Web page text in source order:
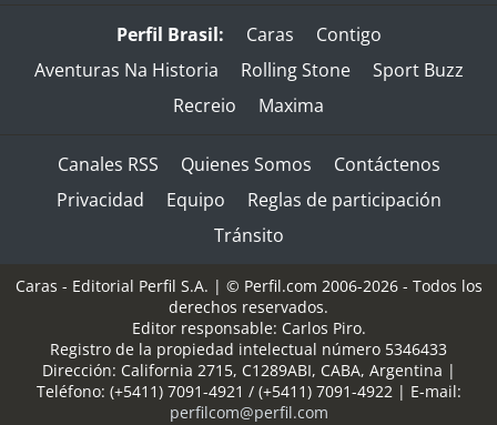
Perfil Brasil: Caras
Contigo
Aventuras Na Historia
Rolling Stone
Sport Buzz
Recreio
Maxima
Canales RSS Quienes Somos
Contáctenos
Privacidad
Equipo
Reglas de participación
Tránsito
Caras - Editorial Perfil S.A. | © Perfil.com 2006-2026 - Todos los
derechos reservados.
Editor responsable: Carlos Piro.
Registro de la propiedad intelectual número 5346433
Dirección: California 2715, C1289ABI, CABA, Argentina |
Teléfono: (+5411) 7091-4921 / (+5411) 7091-4922| E-mail:
perfilcom@perfil.com